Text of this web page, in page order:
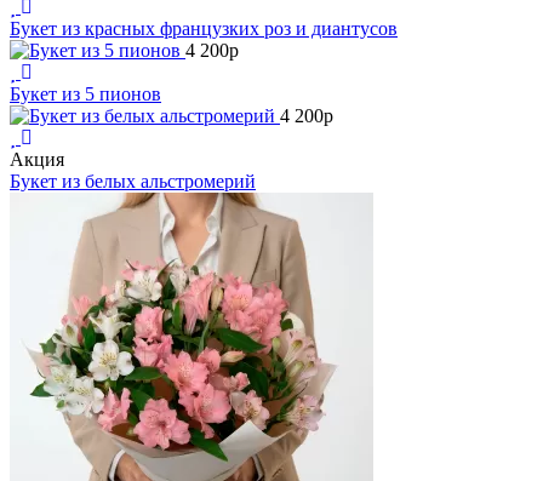
Букет из красных французких роз и диантусов
4 200p
Букет из 5 пионов
4 200p
Акция
Букет из белых альстромерий